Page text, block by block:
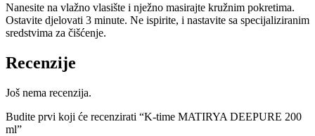
Nanesite na vlažno vlasište i nježno masirajte kružnim pokretima.
Ostavite djelovati 3 minute. Ne ispirite, i nastavite sa specijaliziranim
sredstvima za čišćenje.
Recenzije
Još nema recenzija.
Budite prvi koji će recenzirati “K-time MATIRYA DEEPURE 200
ml”